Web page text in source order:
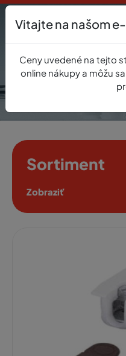
0
Sortiment
Zobraziť
Vitajte na našom
Ceny uvedené na tejto
online nákupy a môžu